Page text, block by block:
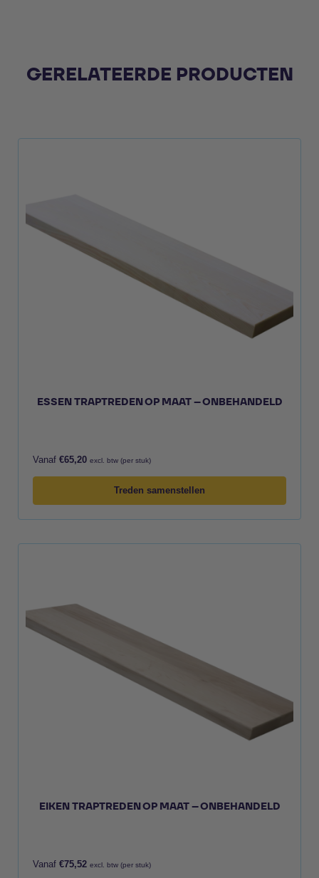
GERELATEERDE PRODUCTEN
ESSEN TRAPTREDEN OP MAAT – ONBEHANDELD
Vanaf €65,20 excl. btw (per stuk)
Treden samenstellen
EIKEN TRAPTREDEN OP MAAT – ONBEHANDELD
Vanaf €75,52 excl. btw (per stuk)